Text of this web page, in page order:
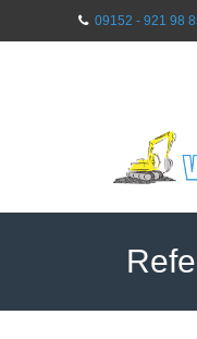
09152 - 921 98